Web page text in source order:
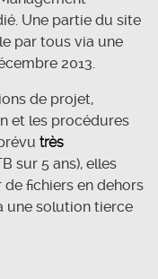
Une partie du site
par tous via une
2013.
de projet,
et les procédures
très
sur 5 ans), elles
fichiers en dehors
une solution tierce